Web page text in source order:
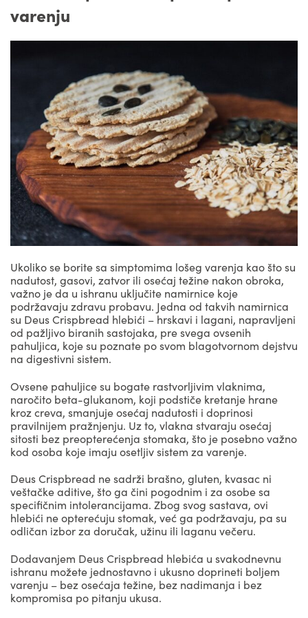
varenju
Ukoliko se borite sa simptomima lošeg varenja kao što su
nadutost, gasovi, zatvor ili osećaj težine nakon obroka,
važno je da u ishranu uključite namirnice koje
podržavaju zdravu probavu. Jedna od takvih namirnica
su Deus Crispbread hlebići – hrskavi i lagani, napravljeni
od pažljivo biranih sastojaka, pre svega ovsenih
pahuljica, koje su poznate po svom blagotvornom dejstvu
na digestivni sistem.
Ovsene pahuljice su bogate rastvorljivim vlaknima,
naročito beta-glukanom, koji podstiče kretanje hrane
kroz creva, smanjuje osećaj nadutosti i doprinosi
pravilnijem pražnjenju. Uz to, vlakna stvaraju osećaj
sitosti bez preopterećenja stomaka, što je posebno važno
kod osoba koje imaju osetljiv sistem za varenje.
Deus Crispbread ne sadrži brašno, gluten, kvasac ni
veštačke aditive, što ga čini pogodnim i za osobe sa
specifičnim intolerancijama. Zbog svog sastava, ovi
hlebići ne opterećuju stomak, već ga podržavaju, pa su
odličan izbor za doručak, užinu ili laganu večeru.
Dodavanjem Deus Crispbread hlebića u svakodnevnu
ishranu možete jednostavno i ukusno doprineti boljem
varenju – bez osećaja težine, bez nadimanja i bez
kompromisa po pitanju ukusa.